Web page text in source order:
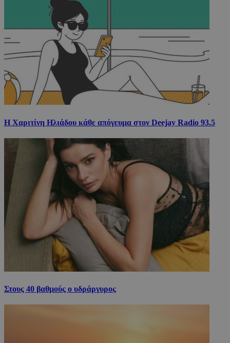
Η Χαριτίνη Ηλιάδου κάθε απόγευμα στον Deejay Radio 93.5
Στους 40 βαθμούς ο υδράργυρος